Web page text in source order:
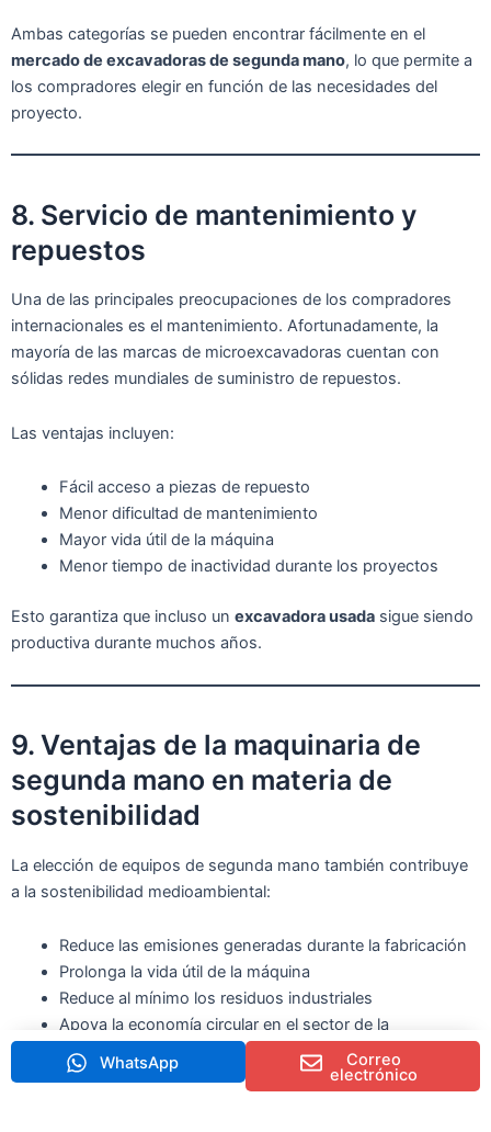
Ambas categorías se pueden encontrar fácilmente en el
mercado de excavadoras de segunda mano, lo que permite a
los compradores elegir en función de las necesidades del
proyecto.
8. Servicio de mantenimiento y
repuestos
Una de las principales preocupaciones de los compradores
internacionales es el mantenimiento. Afortunadamente, la
mayoría de las marcas de microexcavadoras cuentan con
sólidas redes mundiales de suministro de repuestos.
Las ventajas incluyen:
Fácil acceso a piezas de repuesto
Menor dificultad de mantenimiento
Mayor vida útil de la máquina
Menor tiempo de inactividad durante los proyectos
Esto garantiza que incluso un excavadora usada sigue siendo
productiva durante muchos años.
9. Ventajas de la maquinaria de
segunda mano en materia de
sostenibilidad
La elección de equipos de segunda mano también contribuye
a la sostenibilidad medioambiental:
Reduce las emisiones generadas durante la fabricación
Prolonga la vida útil de la máquina
Reduce al mínimo los residuos industriales
Apoya la economía circular en el sector de la
construcción
WhatsApp Correo
electrónico